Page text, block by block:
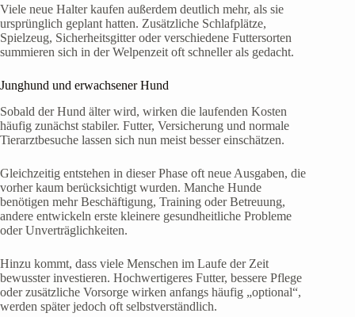
Viele neue Halter kaufen außerdem deutlich mehr, als sie
ursprünglich geplant hatten. Zusätzliche Schlafplätze,
Spielzeug, Sicherheitsgitter oder verschiedene Futtersorten
summieren sich in der Welpenzeit oft schneller als gedacht.
Junghund und erwachsener Hund
Sobald der Hund älter wird, wirken die laufenden Kosten
häufig zunächst stabiler. Futter, Versicherung und normale
Tierarztbesuche lassen sich nun meist besser einschätzen.
Gleichzeitig entstehen in dieser Phase oft neue Ausgaben, die
vorher kaum berücksichtigt wurden. Manche Hunde
benötigen mehr Beschäftigung, Training oder Betreuung,
andere entwickeln erste kleinere gesundheitliche Probleme
oder Unverträglichkeiten.
Hinzu kommt, dass viele Menschen im Laufe der Zeit
bewusster investieren. Hochwertigeres Futter, bessere Pflege
oder zusätzliche Vorsorge wirken anfangs häufig „optional“,
werden später jedoch oft selbstverständlich.